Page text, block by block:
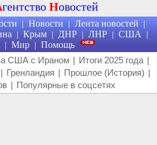
гентство Новостей
| Новости | Лента новостей |
| Крым | ДНР | ЛНР | США |
| Мир | Помощь
США с Ираном | Итоги 2025 года |
| Гренландия | Прошлое (История) |
| Популярные в соцсетях